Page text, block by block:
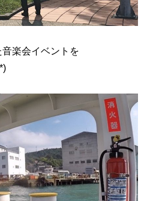
楽会イベントを